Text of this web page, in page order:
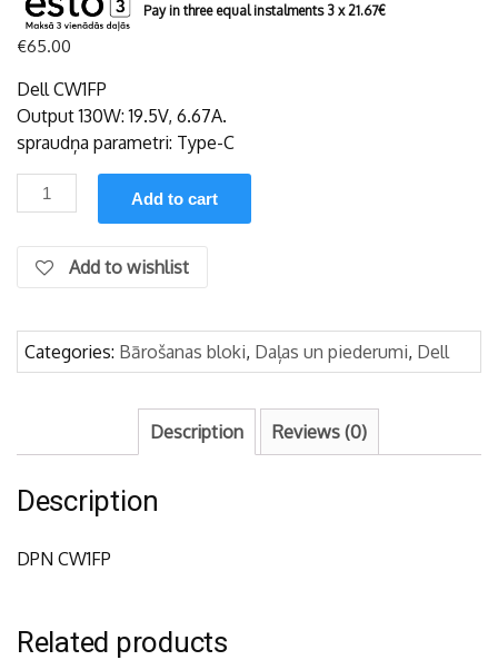
Pay in three equal instalments 3 x21.67€
€65.00
Dell CW1FP
Output 130W: 19.5V, 6.67A.
spraudņa parametri: Type-C
Dell
130W
originālais
bloks
quantity
Add to cart
Add to wishlist
Categories: Bārošanas bloki, Daļas un piederumi, Dell
Description Reviews (0)
Description
DPN CW1FP
Related products